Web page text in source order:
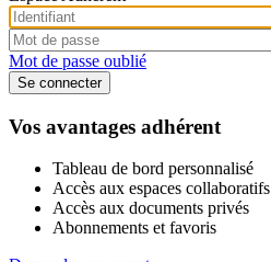
Mot de passe oublié
Vos avantages adhérent
Tableau de bord personnalisé
Accès aux espaces collaboratifs
Accès aux documents privés
Abonnements et favoris